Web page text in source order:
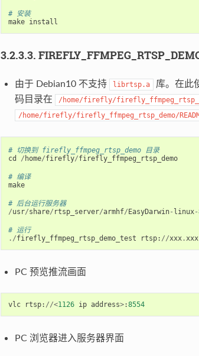
# 安装
make install
3.2.3.3.
由于 Debian10 不支持 librtsp.a
库。在此
码目录在
/home/firefly/
/home/firefly/firefly_ffmpeg_rtsp_demo/
# 切换到 firefly_ffmpeg_rtsp_demo 目录
cd
/ home/firefly/firefly_ffmpeg_rtsp_demo
# 编译
make
# 后台运行服务器
/usr/share/ rtsp_server/armhf/ EasyDarwin- linux-
# 运行
./firefly_ffmpeg_rtsp_demo_test rtsp: //xxx.xxx
PC 预览推流画面
vlc rtsp: //<1126 ip address>:8554
PC 浏览器进入服务器界面